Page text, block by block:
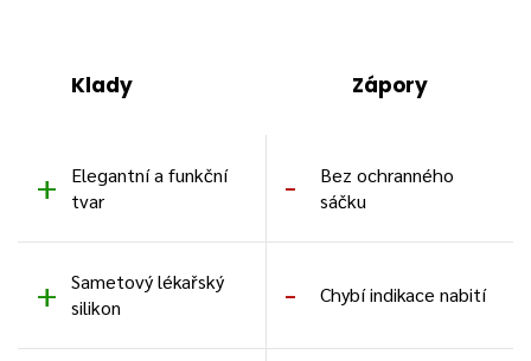
Klady Zápory
Elegantní a funkční
tvar
Bez ochranného
sáčku
Sametový lékařský
silikon
Chybí indikace nabití